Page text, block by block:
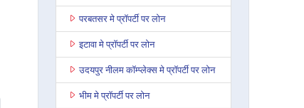
परबतसर मे प्रॉपर्टी पर लोन
इटावा मे प्रॉपर्टी पर लोन
उदयपुर नीलम कॉम्प्लेक्स मे प्रॉपर्टी पर लोन
भीम मे प्रॉपर्टी पर लोन